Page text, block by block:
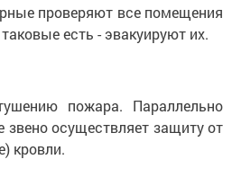
проверяют все помещения
есть - эвакуируют их.
пожара. Параллельно
осуществляет защиту от
кровли.